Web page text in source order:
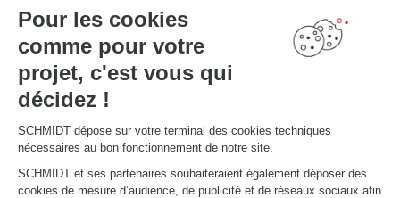
Pour les cookies
comme pour votre
projet, c'est vous qui
décidez !
SCHMIDT dépose sur votre terminal des cookies techniques
nécessaires au bon fonctionnement de notre site.
SCHMIDT et ses partenaires souhaiteraient également déposer des
cookies de mesure d’audience, de publicité et de réseaux sociaux afin
Schmidt pour les pros
VOTRE PROJET
Mon espace projet
Configurer en 3D
Nous contacter
Trouver mon magasin
Le club by Schmidt
PRENDRE RENDEZ-VOUS